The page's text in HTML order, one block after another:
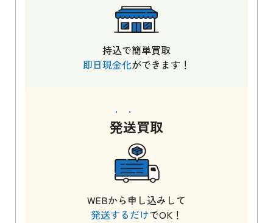
持込で簡単買取
即日現金化ができます！
発送買取
WEBから申し込みして
発送するだけでOK！